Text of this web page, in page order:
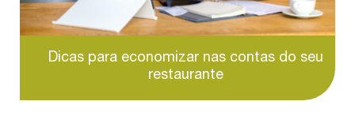
Dicas para economizar nas contas do seu
restaurante